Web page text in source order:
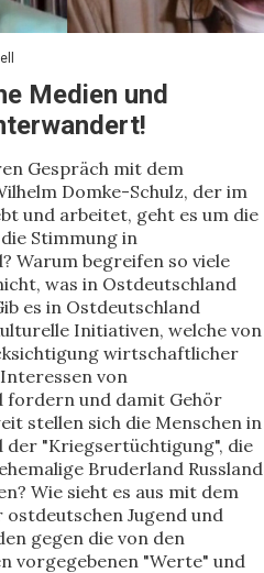
Medien und
Gespräch mit dem
Domke-Schulz, der im
und arbeitet, geht es um die
Stimmung in
Warum begreifen so viele
was in Ostdeutschland
es in Ostdeutschland
Initiativen, welche von
wirtschaftlicher
von
fordern und damit Gehör
stellen sich die Menschen in
der "Kriegsertüchtigung", die
Bruderland Russland
Wie sieht es aus mit dem
Jugend und
gegen die von den
vorgegebenen "Werte" und